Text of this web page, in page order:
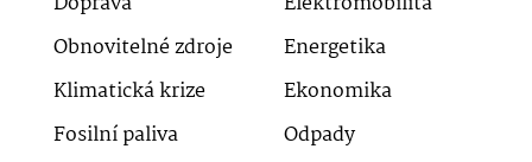
Obnovitelné zdroje
Energetika
Klimatická krize
Ekonomika
Fosilní paliva
Odpady